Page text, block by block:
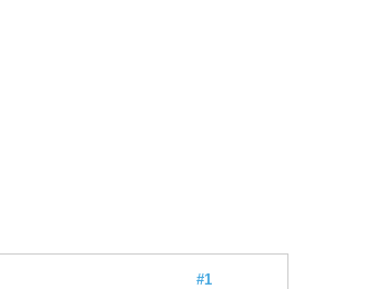
#1